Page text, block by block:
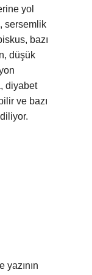
yol
sersemlik
bazı
düşük
diyabet
ve bazı
yazının